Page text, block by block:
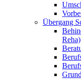
Übergang
Reha)